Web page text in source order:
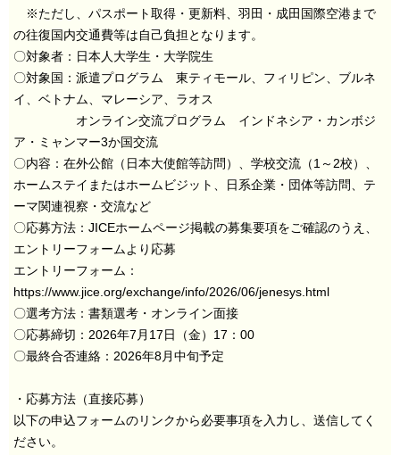
※ただし、パスポート取得・更新料、羽田・成田国際空港まで
の往復国内交通費等は自己負担となります。
〇対象者：日本人大学生・大学院生
〇対象国：派遣プログラム 東ティモール、フィリピン、ブルネ
イ、ベトナム、マレーシア、ラオス
オンライン交流プログラム インドネシア・カンボジ
ア・ミャンマー3か国交流
〇内容：在外公館（日本大使館等訪問）、学校交流（1～2校）、
ホームステイまたはホームビジット、日系企業・団体等訪問、テ
ーマ関連視察・交流など
〇応募方法：JICEホームページ掲載の募集要項をご確認のうえ、
エントリーフォームより応募
エントリーフォーム：
https://www.jice.org/exchange/info/2026/06/jenesys.html
〇選考方法：書類選考・オンライン面接
〇応募締切：2026年7月17日（金）17：00
〇最終合否連絡：2026年8月中旬予定
・応募方法（直接応募）
以下の申込フォームのリンクから必要事項を入力し、送信してく
ださい。